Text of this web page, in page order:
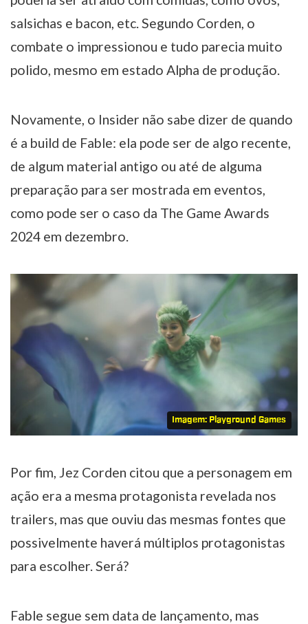
salsichas e bacon, etc. Segundo Corden, o
combate o impressionou e tudo parecia muito
polido, mesmo em estado Alpha de produção.
Novamente, o Insider não sabe dizer de quando
é a build de Fable: ela pode ser de algo recente,
de algum material antigo ou até de alguma
preparação para ser mostrada em eventos,
como pode ser o caso da The Game Awards
2024 em dezembro.
Imagem: Playground Games
Por fim, Jez Corden citou que a personagem em
ação era a mesma protagonista revelada nos
trailers, mas que ouviu das mesmas fontes que
possivelmente haverá múltiplos protagonistas
para escolher. Será?
Fable segue sem data de lançamento, mas